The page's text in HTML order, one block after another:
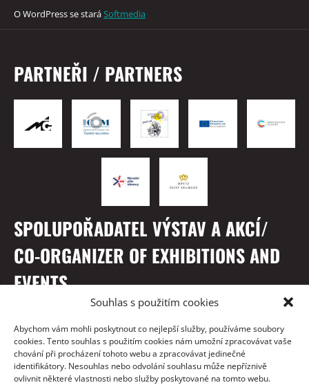
Souhlas s použitím cookies
Abychom vám mohli poskytnout co nejlepší služby, používáme soubory
cookies. Tento souhlas s použitím cookies nám umožní zpracovávat vaše
chování při procházení tohoto webu a zpracovávat jedinečné
identifikátory. Nesouhlas nebo odvolání souhlasu může nepříznivě
ovlivnit některé vlastnosti nebo služby poskytované na tomto webu.
O WordPress se staráSoftmedia
PARTNEŘI / PARTNERS
SPOLUPOŘADATEL VÝSTAV A AKCÍ/
CO-ORGANIZER OF EXHIBITIONS AND
EVENTS